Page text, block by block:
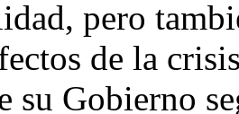
pero
de la
su Gobierno